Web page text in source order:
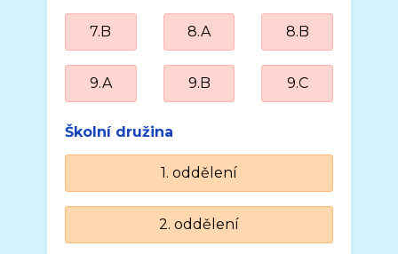
7.B 8.A 8.B
9.A 9.B 9.C
Školní družina
1. oddělení
2. oddělení